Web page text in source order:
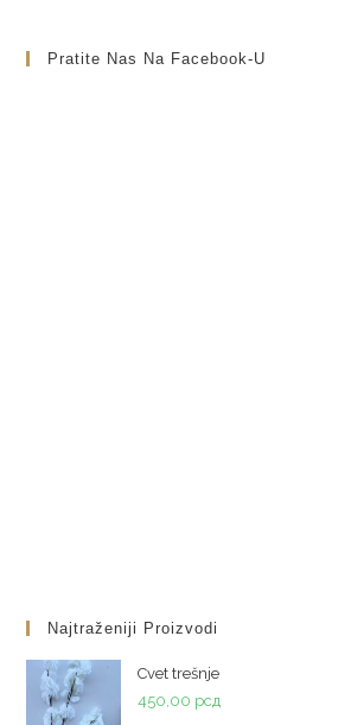
Pratite Nas Na Facebook-U
Najtraženiji Proizvodi
Cvet trešnje
450,00 рсд